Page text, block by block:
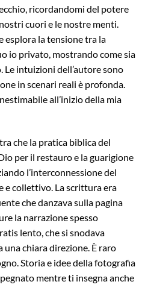
ricordandomi del potere
cuori e le nostre menti.
esplora la tensione tra la
io privato, mostrando come sia
Le intuizioni dell’autore sono
in scenari reali è profonda.
all’inizio della mia
che la pratica biblica del
per il restauro e la guarigione
l’interconnessione del
e collettivo. La scrittura era
che danzava sulla pagina
la narrazione spesso
lento, che si snodava
una chiara direzione. È raro
Storia e idee della fotografia
mentre ti insegna anche